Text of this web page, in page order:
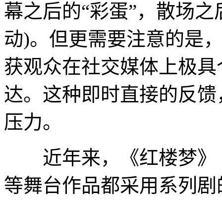
幕之后的“彩蛋”，散场
动)。但更需要注意的是
获观众在社交媒体上极
达。这种即时直接的反
压力。
近年来，《红楼梦》
等舞台作品都采用系列